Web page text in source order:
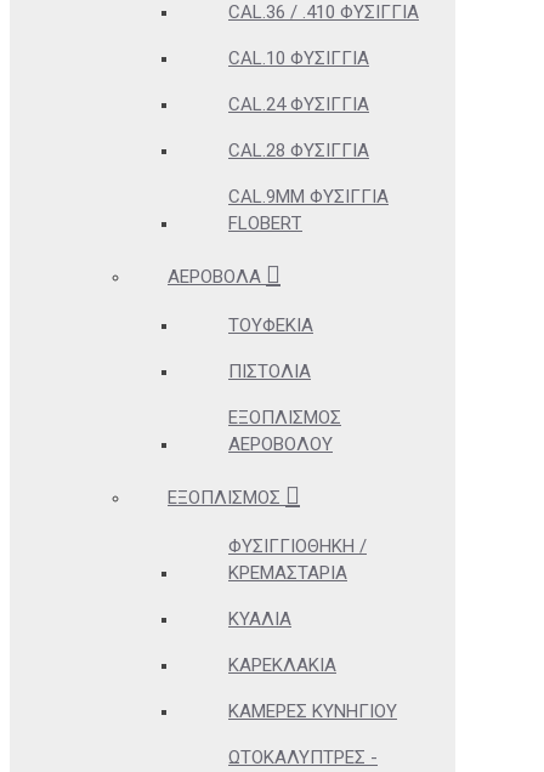
CAL.36 / .410 ΦΥΣΊΓΓΙΑ
CAL.10 ΦΥΣΊΓΓΙΑ
CAL.24 ΦΥΣΊΓΓΙΑ
CAL.28 ΦΥΣΊΓΓΙΑ
CAL.9MM ΦΥΣΊΓΓΙΑ
FLOBERT
ΑΕΡΟΒΌΛΑ
ΤΟΥΦΈΚΙΑ
ΠΙΣΤΌΛΙΑ
ΕΞΟΠΛΙΣΜΌΣ
ΑΕΡΟΒΌΛΟΥ
ΕΞΟΠΛΙΣΜΌΣ
ΦΥΣΙΓΓΙΟΘΉΚΗ /
ΚΡΕΜΑΣΤΆΡΙΑ
ΚΥΆΛΙΑ
ΚΑΡΕΚΛΆΚΙΑ
ΚΆΜΕΡΕΣ ΚΥΝΗΓΊΟΥ
ΩΤΟΚΑΛΎΠΤΡΕΣ -